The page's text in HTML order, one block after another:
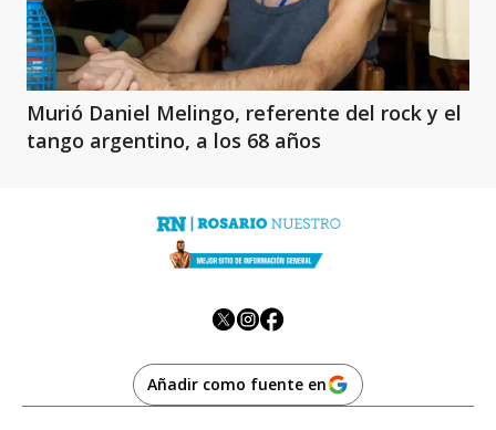
Murió Daniel Melingo, referente del rock y el
tango argentino, a los 68 años
Añadir como fuente en